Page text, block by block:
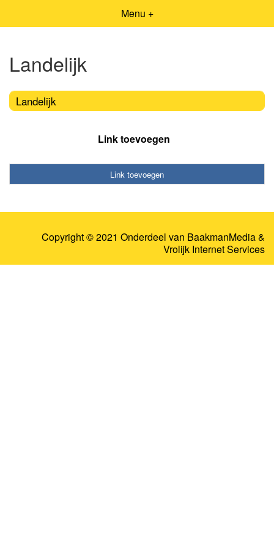
Menu +
Landelijk
Landelijk
Link toevoegen
Link toevoegen
Copyright © 2021 Onderdeel van BaakmanMedia&
Vrolijk Internet Services